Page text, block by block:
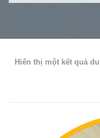
Hiển thị một kết quả